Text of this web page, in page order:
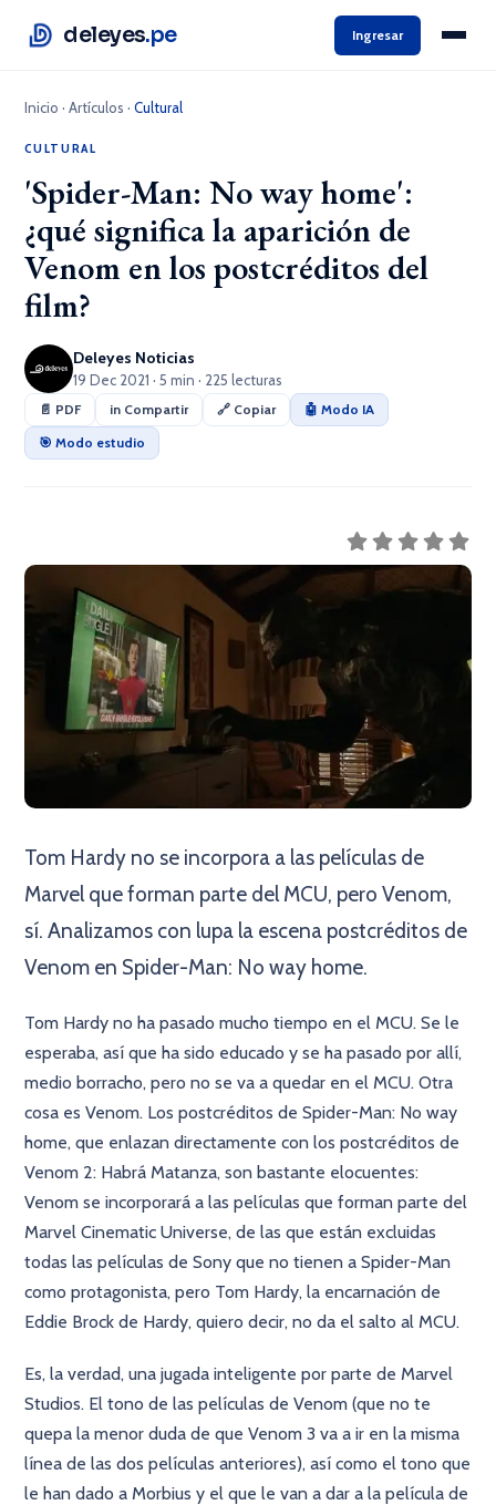
deleyes.pe Ingresar
Inicio ·Artículos ·Cultural
CULTURAL
'Spider-Man: No way home':
¿qué significa la aparición de
Venom en los postcréditos del
film?
Deleyes Noticias
19 Dec 2021 · 5 min · 225 lecturas
📄 PDF in Compartir 🔗 Copiar
🤖 Modo IA
🎯 Modo estudio
Tom Hardy no se incorpora a las películas de
Marvel que forman parte del MCU, pero Venom,
sí. Analizamos con lupa la escena postcréditos de
Venom en Spider-Man: No way home.
Tom Hardy no ha pasado mucho tiempo en el MCU. Se le
esperaba, así que ha sido educado y se ha pasado por allí,
medio borracho, pero no se va a quedar en el MCU. Otra
cosa es Venom. Los postcréditos de Spider-Man: No way
home, que enlazan directamente con los postcréditos de
Venom 2: Habrá Matanza, son bastante elocuentes:
Venom se incorporará a las películas que forman parte del
Marvel Cinematic Universe, de las que están excluidas
todas las películas de Sony que no tienen a Spider-Man
como protagonista, pero Tom Hardy, la encarnación de
Eddie Brock de Hardy, quiero decir, no da el salto al MCU.
Es, la verdad, una jugada inteligente por parte de Marvel
Studios. El tono de las películas de Venom (que no te
quepa la menor duda de que Venom 3 va a ir en la misma
línea de las dos películas anteriores), así como el tono que
le han dado a Morbius y el que le van a dar a la película de